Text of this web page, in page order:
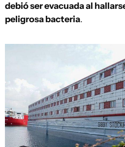
debió ser evacuada al
peligrosa bacteria.